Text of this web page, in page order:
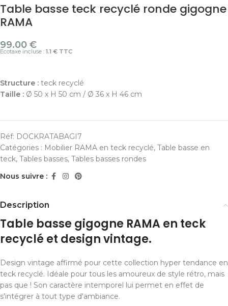
Table basse teck recyclé ronde gigogne
RAMA
99.00 €
Ecotaxe incluse : 1.1 € TTC
Structure : teck recyclé
Taille : Ø 50 x H 50 cm / Ø 36 x H 46 cm
Réf: DOCKRATABAGI7
Catégories : Mobilier RAMA en teck recyclé, Table basse en
teck, Tables basses, Tables basses rondes
Nous suivre :
Description
Table basse gigogne RAMA en teck
recyclé et design vintage.
Design vintage affirmé pour cette collection hyper tendance en
teck recyclé. Idéale pour tous les amoureux de style rétro, mais
pas que ! Son caractère intemporel lui permet en effet de
s'intégrer à tout type d'ambiance.